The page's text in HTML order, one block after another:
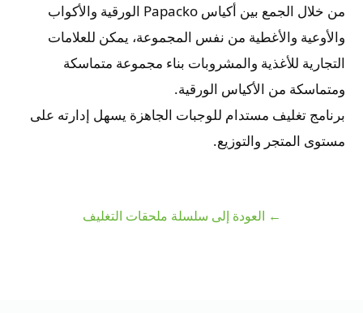
من خلال الجمع بين أكياس Papacko الورقية والأكواب
والأوعية والأغطية من نفس المجموعة، يمكن للعلامات
التجارية للأغذية والمشروبات بناء مجموعة متماسكة
ومتماسكة من الأكياس الورقية.
برنامج تغليف مستدام للوجبات الجاهزة يسهل إدارته على
مستوى المتجر والتوزيع.
← العودة إلى سلسلة ملحقات التغليف